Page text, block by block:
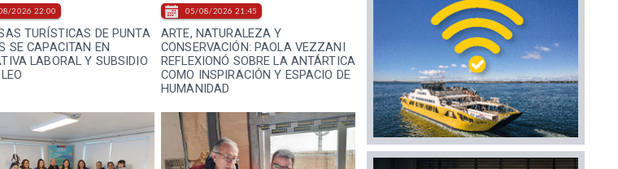
TURÍSTICAS DE PUNTA
SE CAPACITAN EN
LABORAL Y SUBSIDIO
2026 22:00
ARTE, NATURALEZA Y
CONSERVACIÓN: PAOLA VEZZANI
REFLEXIONÓ SOBRE LA ANTÁRTICA
COMO INSPIRACIÓN Y ESPACIO DE
HUMANIDAD
05/08/2026 21:45